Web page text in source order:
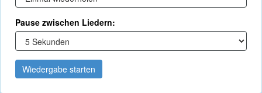
Pause zwischen Liedern:
Wiedergabe starten